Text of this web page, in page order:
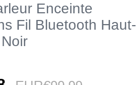
Enceinte
Fil Bluetooth Haut-